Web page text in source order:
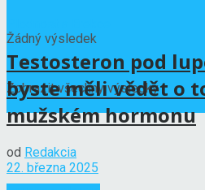
Žádný výsledek
Zobrazit všechny výsledky
Testosteron pod
byste měli vědět o
mužském hormonu
od Redakcia
22. března 2025